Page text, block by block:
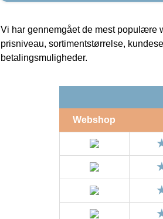
Vi har gennemgået de mest populære
prisniveau, sortimentstørrelse,
betalingsmuligheder.
Webshop